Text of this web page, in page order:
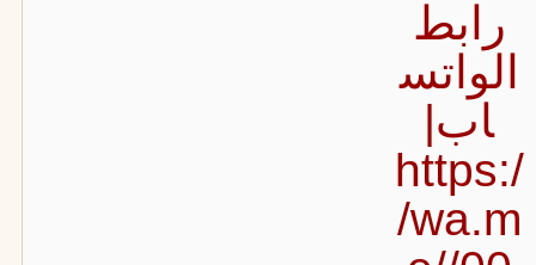
رابط
الواتس
اب|
https:/
/wa.m